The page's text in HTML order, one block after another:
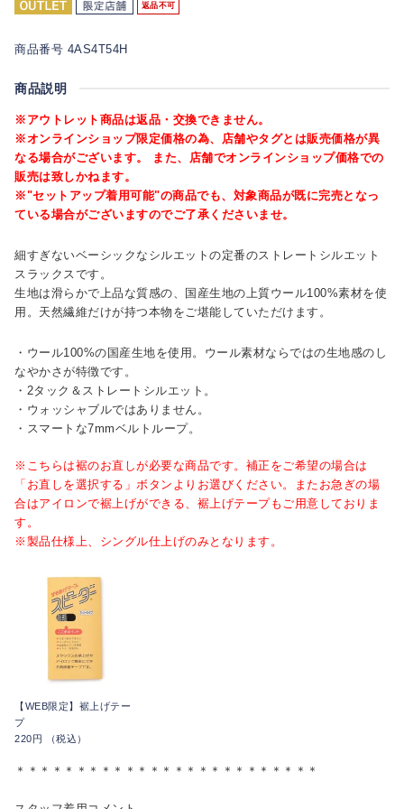
返品不可
商品番号 4AS4T54H
商品説明
※アウトレット商品は返品・交換できません。
※オンラインショップ限定価格の為、店舗やタグとは販売価格が異
なる場合がございます。 また、店舗でオンラインショップ価格での
販売は致しかねます。
※"セットアップ着用可能"の商品でも、対象商品が既に完売となっ
ている場合がございますのでご了承くださいませ。
細すぎないベーシックなシルエットの定番のストレートシルエット
スラックスです。
生地は滑らかで上品な質感の、国産生地の上質ウール100%素材を使
用。天然繊維だけが持つ本物をご堪能していただけます。
・ウール100%の国産生地を使用。ウール素材ならではの生地感のし
なやかさが特徴です。
・2タック＆ストレートシルエット。
・ウォッシャブルではありません。
・スマートな7mmベルトループ。
※こちらは裾のお直しが必要な商品です。補正をご希望の場合は
「お直しを選択する」ボタンよりお選びください。またお急ぎの場
合はアイロンで裾上げができる、裾上げテープもご用意しておりま
す。
※製品仕様上、シングル仕上げのみとなります。
【WEB限定】裾上げテー
プ
220円 （税込）
＊＊＊＊＊＊＊＊＊＊＊＊＊＊＊＊＊＊＊＊＊＊＊＊＊